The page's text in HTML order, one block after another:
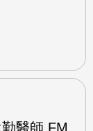
醫師 FM